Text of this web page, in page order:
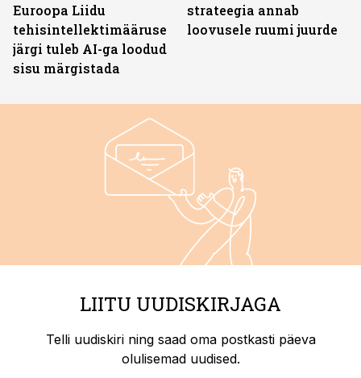
Euroopa Liidu
tehisintellektimääruse
järgi tuleb AI-ga loodud
sisu märgistada
strateegia annab
loovusele ruumi juurde
LIITU UUDISKIRJAGA
Telli uudiskiri ning saad oma postkasti päeva
olulisemad uudised.